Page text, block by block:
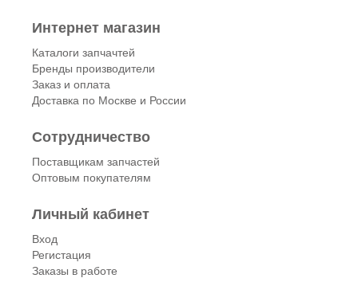
Интернет магазин
Каталоги запчачтей
Бренды производители
Заказ и оплата
Доставка по Москве и России
Сотрудничество
Поставщикам запчастей
Оптовым покупателям
Личный кабинет
Вход
Регистация
Заказы в работе